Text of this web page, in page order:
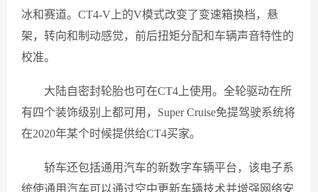
冰和赛道。CT4-V上的V模式改变了变速箱换档，悬
架，转向和制动感觉，前后扭矩分配和车辆声音特性的
校准。
大陆自密封轮胎也可在CT4上使用。全轮驱动在所
有四个装饰级别上都可用，Super Cruise免提驾驶系统将
在2020年某个时候提供给CT4买家。
轿车还包括通用汽车的新数字车辆平台，该电子系
统使通用汽车可以通过空中更新车辆技术并增强网络安